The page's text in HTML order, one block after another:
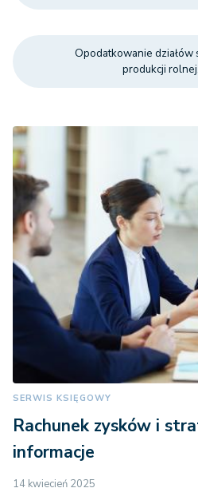
Opodatkowanie działów
produkcji
SERWIS KSIĘGOWY
Rachunek zysków i
informacje
14 kwiecień 2025